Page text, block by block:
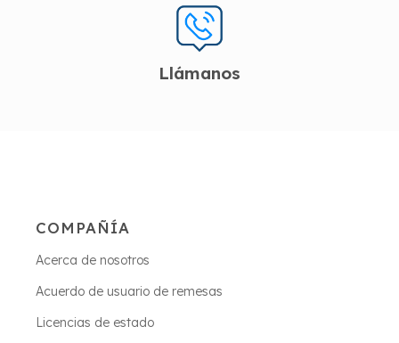
Llámanos
COMPAÑÍA
Acerca de nosotros
Acuerdo de usuario de remesas
Licencias de estado